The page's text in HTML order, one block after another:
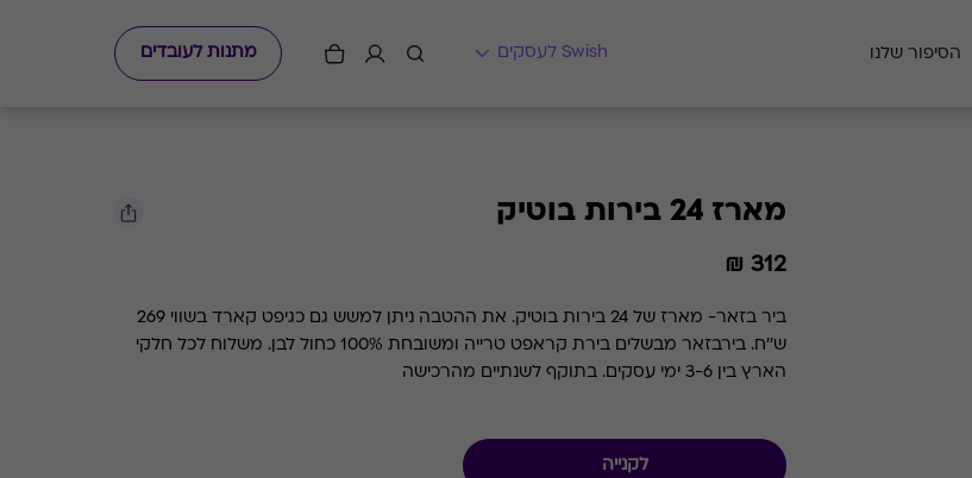
הסיפור שלנו Swish לעסקים מתנות לעובדים
מארז 24 בירות בוטיק
312 ₪
ביר בזאר- מארז של 24 בירות בוטיק. את ההטבה ניתן למשש גם כגיפט קארד בשווי 269
ש''ח. בירבזאר מבשלים בירת קראפט טרייה ומשובחת 100% כחול לבן. משלוח לכל חלקי
הארץ בין 3-6 ימי עסקים. בתוקף לשנתיים מהרכישה
לקנייה